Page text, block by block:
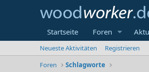
Startseite Foren
Neueste Aktivitäten
Registrieren
Foren
Schlagworte